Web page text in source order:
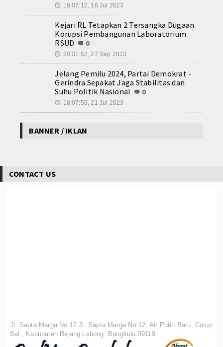
🕔 18:07:12, 16 Jul 2023
Kejari RL Tetapkan 2 Tersangka Dugaan
Korupsi Pembangunan Laboratorium
RSUD
0
🕔 20:31:52, 27 Sep 2023
Jelang Pemilu 2024, Partai Demokrat -
Gerindra Sepakat Jaga Stabilitas dan
Suhu Politik Nasional
0
🕔 18:07:59, 21 Jul 2023
BANNER / IKLAN
CONTACT US
Jl. Sapta Marga No.12 Jl. Sapta Marga No.12, Air Putih Baru, Curup
Sel., Kabupaten Rejang Lebong, Bengkulu 39119